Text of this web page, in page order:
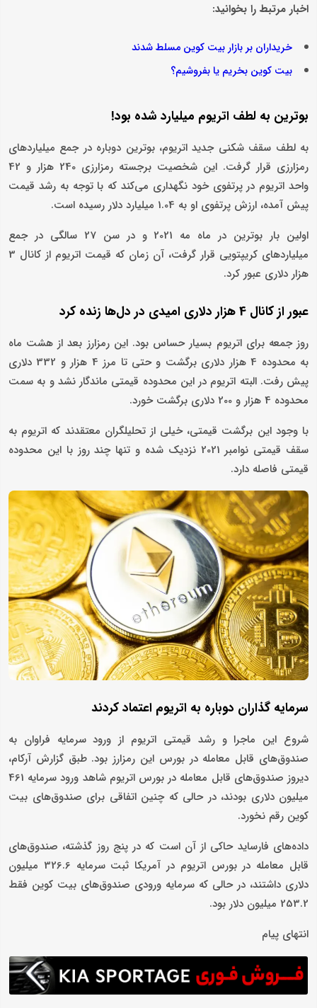
اخبار مرتبط را بخوانید:
خریداران بر بازار بیت کوین مسلط شدند
بیت کوین بخریم یا بفروشیم؟
بوترین به لطف اتریوم میلیارد شده بود!
به لطف سقف شکنی جدید اتریوم، بوترین دوباره در جمع میلیاردهای
رمزارزی قرار گرفت. این شخصیت برجسته رمزارزی 240 هزار و 42
واحد اتریوم در پرتفوی خود نگهداری می‌کند که با توجه به رشد قیمت
پیش آمده، ارزش پرتفوی او به 1.04 میلیارد دلار رسیده است.
اولین بار بوترین در ماه مه 2021 و در سن 27 سالگی در جمع
میلیاردهای کریپتویی قرار گرفت، آن زمان که قیمت اتریوم از کانال 3
هزار دلاری عبور کرد.
عبور از کانال 4 هزار دلاری امیدی در دل‌ها زنده کرد
روز جمعه برای اتریوم بسیار حساس بود. این رمزارز بعد از هشت ماه
به محدوده 4 هزار دلاری برگشت و حتی تا مرز 4 هزار و 332 دلاری
پیش رفت. البته اتریوم در این محدوده قیمتی ماندگار نشد و به سمت
محدوده 4 هزار و 200 دلاری برگشت خورد.
با وجود این برگشت قیمتی، خیلی از تحلیلگران معتقدند که اتریوم به
سقف قیمتی نوامبر 2021 نزدیک شده و تنها چند روز با این محدوده
قیمتی فاصله دارد.
سرمایه گذاران دوباره به اتریوم اعتماد کردند
شروع این ماجرا و رشد قیمتی اتریوم از ورود سرمایه فراوان به
صندوق‌های قابل معامله در بورس این رمزارز بود. طبق گزارش آرکام،
دیروز صندوق‌های قابل معامله در بورس اتریوم شاهد ورود سرمایه 461
میلیون دلاری بودند، در حالی که چنین اتفاقی برای صندوق‌های بیت
کوین رقم نخورد.
داده‌های فارساید حاکی از آن است که در پنج روز گذشته، صندوق‌های
قابل معامله در بورس اتریوم در آمریکا ثبت سرمایه 326.6 میلیون
دلاری داشتند، در حالی که سرمایه ورودی صندوق‌های بیت کوین فقط
253.2 میلیون دلار بود.
انتهای پیام